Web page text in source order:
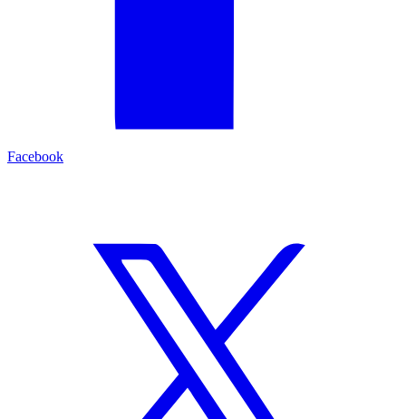
Facebook